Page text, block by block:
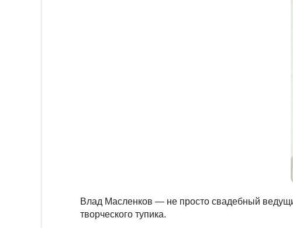
Влад Масленков — не просто свадебный
творческого тупика.